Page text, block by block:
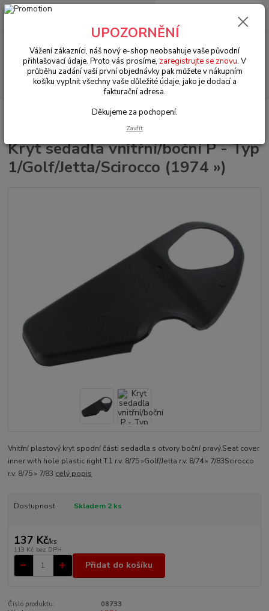
Menu
Hledat
+420 602 330 329
0 Kč
VW LT/Golf/Jetta/Scirocco (1974 » 95) Interiér (Interior)
Kryt sedadla vnitřní/boční P - Typ
1/Golf/Jetta/Scirocco (1974 »)
Vnitřní plastový kryt spodní části sedadla s otvory boční pravý.Seat cover
inner with hole plastic right.T.1 r.v. 8/75 »Golf/Jetta r.v. 8/74 » 7/83Scirocco
r.v. 8/75 » 7/83 celý popis
Dostupnost Skladem 2 ks
137 Kč/ks
113 Kč bez DPH
Přidat do košíku
Číslo produktu:
08733
UPOZORNĚNÍ
Vážení zákazníci, náš nový e-shop neobsahuje vaše původní
přihlašovací údaje. Proto vás prosíme, zaregistrujte se znovu. V
průběhu zadání vaší první objednávky pak můžete v nákupním
košíku vyplnit všechny vaše důležité údaje, jako je dodací a
fakturační adresa.
Děkujeme za pochopení.
Zavřít